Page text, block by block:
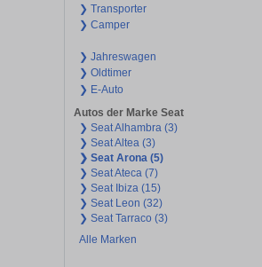
❯ Transporter
❯ Camper
❯ Jahreswagen
❯ Oldtimer
❯ E-Auto
Autos der Marke Seat
❯ Seat Alhambra (3)
❯ Seat Altea (3)
❯ Seat Arona (5)
❯ Seat Ateca (7)
❯ Seat Ibiza (15)
❯ Seat Leon (32)
❯ Seat Tarraco (3)
Alle Marken